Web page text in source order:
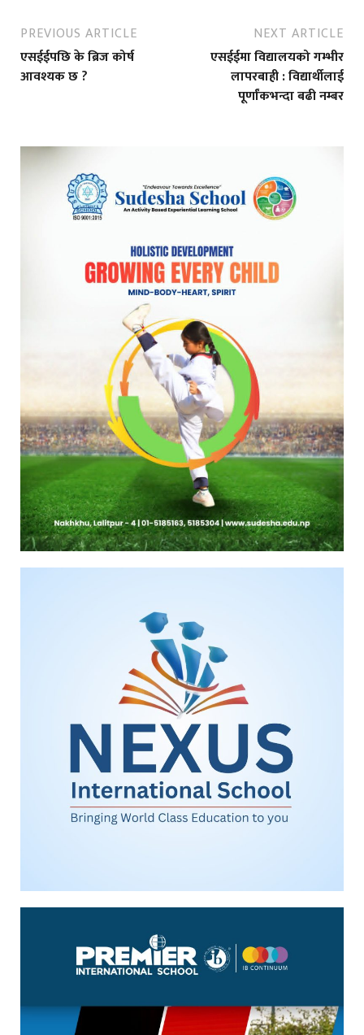
PREVIOUS ARTICLE
एसईईपछि के ब्रिज कोर्ष
आवश्यक छ ?
NEXT ARTICLE
एसईईमा विद्यालयको गम्भीर
लापरबाही : विद्यार्थीलाई
पूर्णांकभन्दा बढी नम्बर